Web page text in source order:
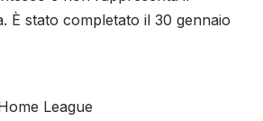
È stato completato il 30 gennaio
League